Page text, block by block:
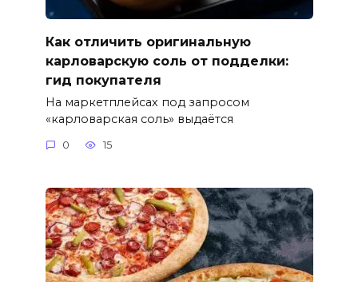
Как отличить оригинальную
карловарскую соль от подделки:
гид покупателя
На маркетплейсах под запросом
«карловарская соль» выдаётся
0 15